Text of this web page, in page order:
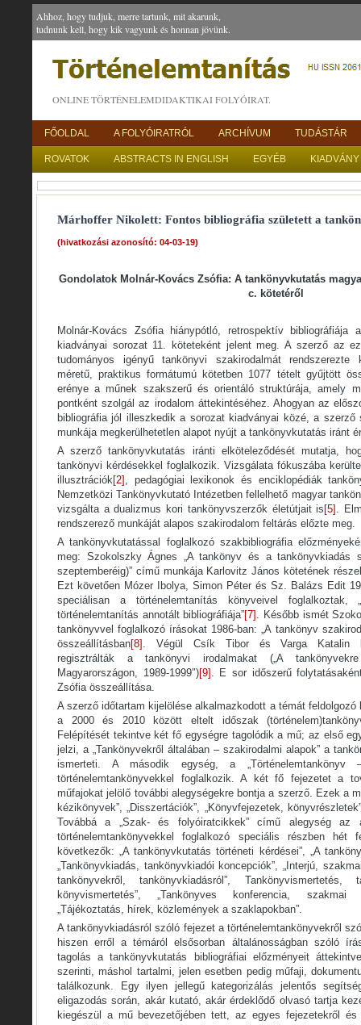
Ahhoz, hogy tudjuk, merre tartunk, mit akarunk,
tudnunk kell, hogy kik vagyunk és honnan jövünk.
ONLINE TÖRTÉNELEMDIDAKTIKAI FOLYÓIRAT.
FŐOLDAL A FOLYÓIRATRÓL ARCHÍVUM TUDÁSTÁR
ROVATOK ABSTRACTS IN ENGLISH EGYÉB
Márhoffer Nikolett: Fontos bibliográfia született a
(hivatkozási azonosító: 04-03-19)
Gondolatok Molnár-Kovács Zsófia: A tankönyvkutatás
c. kötetéről
Molnár-Kovács Zsófia hiánypótló, retrospektív bibliográfiája
kiadványai sorozat 11. köteteként jelent meg. A szerző az
tudományos igényű tankönyvi szakirodalmát rendszerezte
méretű, praktikus formátumú kötetben 1077 tételt gyűjtött
erénye a műnek szakszerű és orientáló struktúrája, amely
pontként szolgál az irodalom áttekintéséhez. Ahogyan az
bibliográfia jól illeszkedik a sorozat kiadványai közé, a szerző
munkája megkerülhetetlen alapot nyújt a tankönyvkutatás iránt
A szerző tankönyvkutatás iránti elköteleződését mutatja,
tankönyvi kérdésekkel foglalkozik. Vizsgálata fókuszába
illusztrációk[2] , pedagógiai lexikonok és enciklopédiák
Nemzetközi Tankönyvkutató Intézetben fellelhető magyar
vizsgálta a dualizmus kori tankönyvszerzők életútjait is [5] .
rendszerező munkáját alapos szakirodalom feltárás előzte meg.
A tankönyvkutatással foglalkozó szakbibliográfia
meg: Szokolszky Ágnes „A tankönyv és a tankönyvkiadás
szeptemberéig)” című munkája Karlovitz János kötetének
Ezt követően Mózer Ibolya, Simon Péter és Sz. Balázs Edit
speciálisan a történelemtanítás könyveivel foglalkoztak,
történelemtanítás annotált bibliográfiája”[7] . Később ismét
tankönyvvel foglalkozó írásokat 1986-ban: „A tankönyv
összeállításban[8] . Végül Csík Tibor és Varga Katalin
regisztrálták a tankönyvi irodalmakat („A
Magyarországon, 1989-1999″)[9] . E sor időszerű
Zsófia összeállítása.
A szerző időtartam kijelölése alkalmazkodott a témát feldolgozó
a 2000 és 2010 között eltelt időszak
Felépítését tekintve két fő egységre tagolódik a mű; az első
jelzi, a „Tankönyvekről általában – szakirodalmi alapok” a
ismerteti. A második egység, a „Történelemtankönyv
történelemtankönyvekkel foglalkozik. A két fő fejezetet a
műfajokat jelölő további alegységekre bontja a szerző. Ezek a
kézikönyvek”, „Disszertációk”, „Könyvfejezetek,
Továbbá a „Szak- és folyóiratcikkek” című alegység az
történelemtankönyvekkel foglalkozó speciális részben hét
következők: „A tankönyvkutatás történeti kérdései”, „A
„Tankönyvkiadás, tankönyvkiadói koncepciók”, „Interjú,
tankönyvekről, tankönyvkiadásról”, Tankönyvismertetés,
könyvismertetés”, „Tankönyves konferencia, szakmai
„Tájékoztatás, hírek, közlemények a szaklapokban”.
A tankönyvkiadásról szóló fejezet a történelemtankönyvekről
hiszen erről a témáról elsősorban általánosságban szóló
tagolás a tankönyvkutatás bibliográfiai előzményeit
szerinti, máshol tartalmi, jelen esetben pedig műfaji,
találkozunk. Egy ilyen jellegű kategorizálás jelentős
eligazodás során, akár kutató, akár érdeklődő olvasó tartja
kiegészül a mű bevezetőjében tett, az egyes fejezetekről és